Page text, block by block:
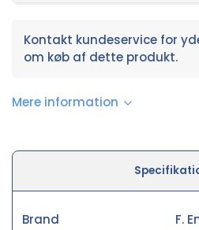
Kontakt kundeservice for
om køb af dette produkt.
Mere information
Brand F.